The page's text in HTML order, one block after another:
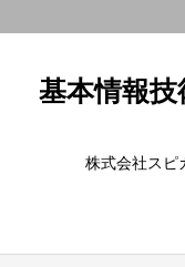
基本情報
株式会社ス